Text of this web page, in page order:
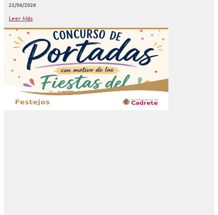
22/06/2026
Leer Más